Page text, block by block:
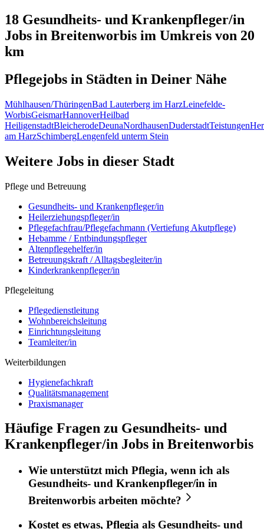
18 Gesundheits- und Krankenpfleger/in
Jobs in Breitenworbis im Umkreis von 20
km
Pflegejobs in Städten in Deiner Nähe
Mühlhausen/ThüringenBad Lauterberg im HarzLeinefelde-
WorbisGeismarHannoverHeilbad
HeiligenstadtBleicherodeDeunaNordhausenDuderstadtTeistungen
am HarzSchimbergLengenfeld unterm Stein
Weitere Jobs in dieser Stadt
Pflege und Betreuung
Gesundheits- und Krankenpfleger/in
Heilerziehungspfleger/in
Pflegefachfrau/Pflegefachmann (Vertiefung Akutpflege)
Hebamme / Entbindungspfleger
Altenpflegehelfer/in
Betreuungskraft / Alltagsbegleiter/in
Kinderkrankenpfleger/in
Pflegeleitung
Pflegedienstleitung
Wohnbereichsleitung
Einrichtungsleitung
Teamleiter/in
Weiterbildungen
Hygienefachkraft
Qualitätsmanagement
Praxismanager
Häufige Fragen zu Gesundheits- und
Krankenpfleger/in Jobs in Breitenworbis
Wie unterstützt mich Pflegia, wenn ich als
Gesundheits- und Krankenpfleger/in in
Breitenworbis arbeiten möchte?
Kostet es etwas, Pflegia als Gesundheits- und